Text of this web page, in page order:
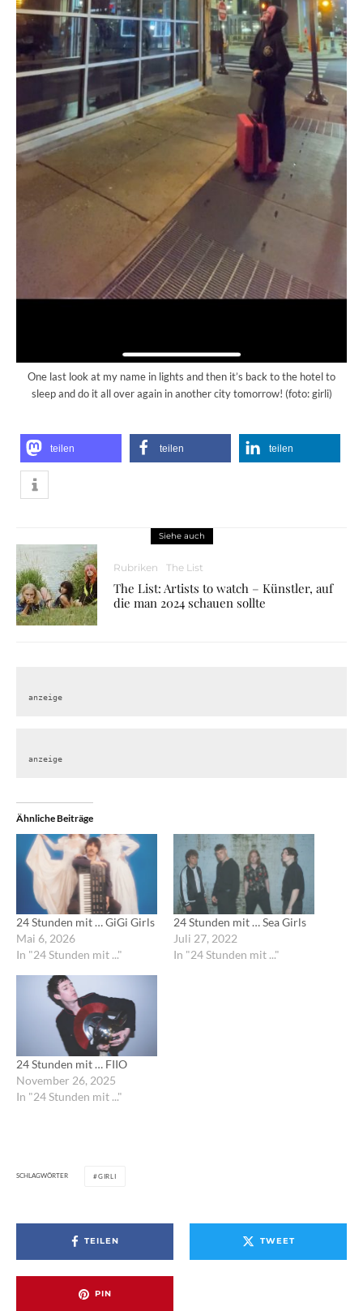
One last look at my name in lights and then it’s back to the hotel to
sleep and do it all over again in another city tomorrow! (foto: girli)
teilen teilen teilen
Siehe auch
Rubriken The List
The List: Artists to watch – Künstler, auf
die man 2024 schauen sollte
anzeige
anzeige
Ähnliche Beiträge
24 Stunden mit … GiGi Girls
Mai 6, 2026
In "24 Stunden mit ..."
24 Stunden mit … Sea Girls
Juli 27, 2022
In "24 Stunden mit ..."
24 Stunden mit … FIIO
November 26, 2025
In "24 Stunden mit ..."
SCHLAGWÖRTER GIRLI
TEILEN TWEET
PIN